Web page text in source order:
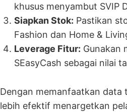
khusus menyambut SVIP
Siapkan Stok: Pastikan
Fashion dan Home &
Leverage Fitur: Gunakan
SEasyCash sebagai nilai
Dengan memanfaatkan data
lebih efektif menargetkan